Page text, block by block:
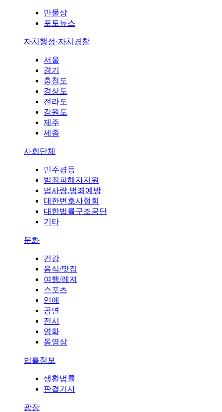
만물상
포토뉴스
자치행정·자치경찰
서울
경기
충청도
경상도
전라도
강원도
제주
세종
사회단체
민주평등
범죄피해자지원
법사랑,범죄예방
대한변호사협회
대한법률구조공단
기타
문화
건강
음식/맛집
여행/레져
스포츠
연예
공연
전시
영화
동영상
법률정보
생활법률
판결기사
광장